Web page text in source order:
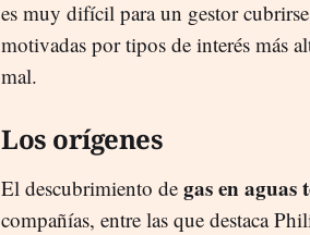
es muy difícil para un gestor
motivadas por tipos de interés más
mal.
Los orígenes
El descubrimiento de gas en aguas
compañías, entre las que destaca